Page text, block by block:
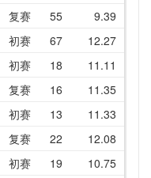
复赛 55 9.39
初赛
67 12.27
初赛 18 11.11
复赛 16 11.35
初赛
13 11.33
复赛 22 12.08
初赛
19 10.75